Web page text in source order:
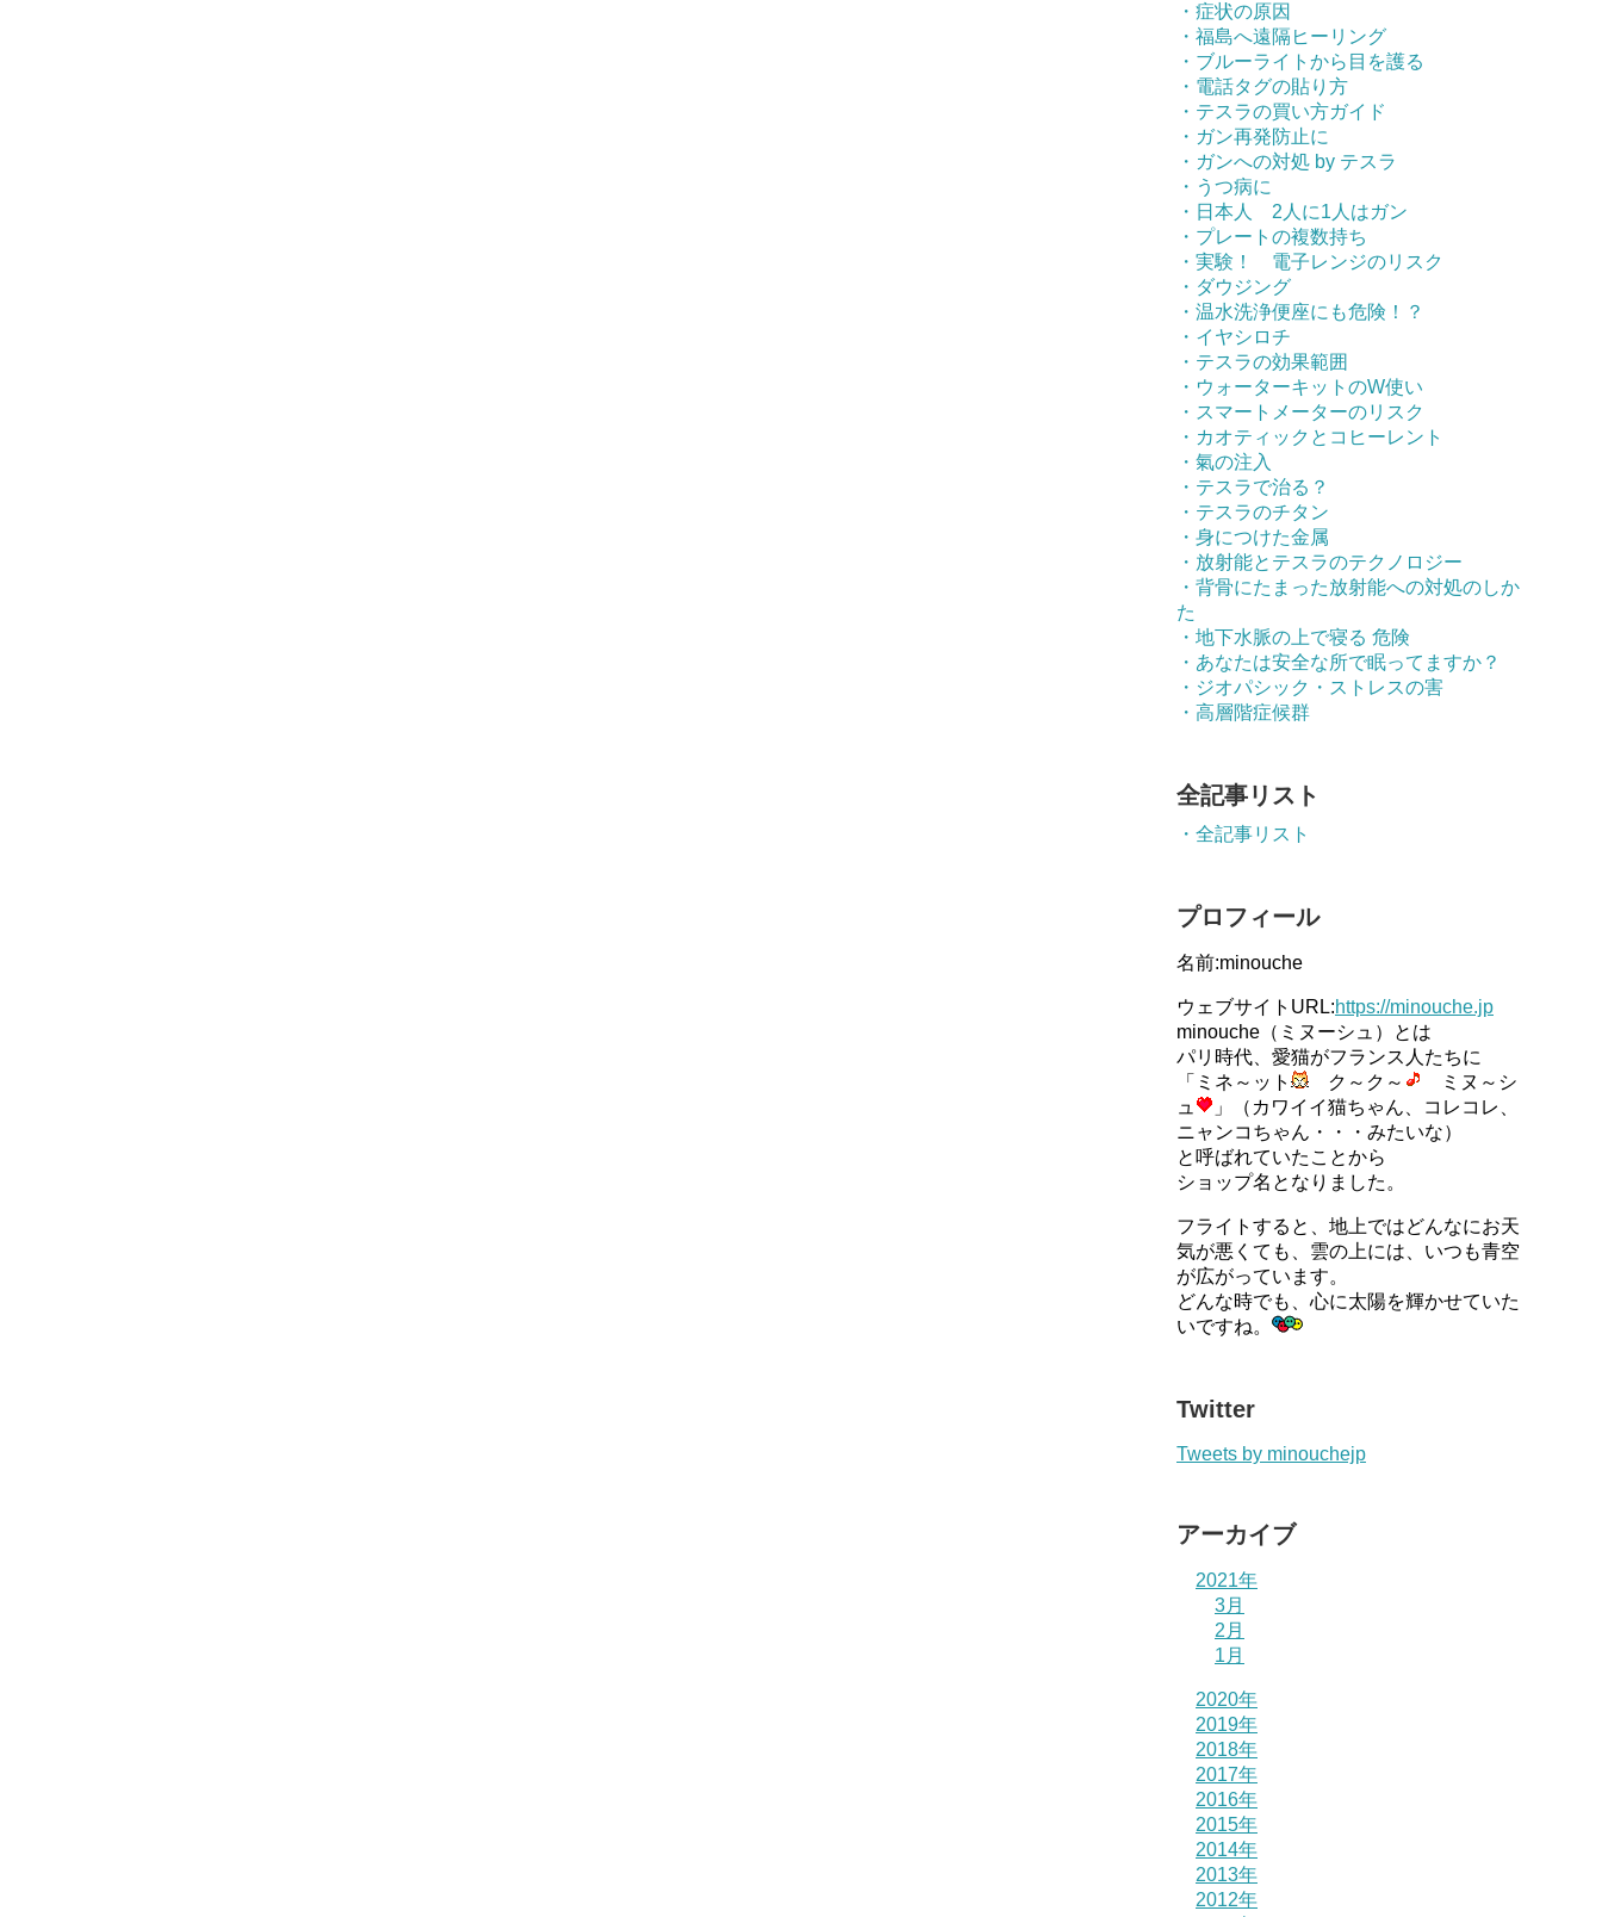
・症状の原因
・福島へ遠隔ヒーリング
・ブルーライトから目を護る
・電話タグの貼り方
・テスラの買い方ガイド
・ガン再発防止に
・ガンへの対処 by テスラ
・うつ病に
・日本人 2人に1人はガン
・プレートの複数持ち
・実験！ 電子レンジのリスク
・ダウジング
・温水洗浄便座にも危険！？
・イヤシロチ
・テスラの効果範囲
・ウォーターキットのW使い
・スマートメーターのリスク
・カオティックとコヒーレント
・氣の注入
・テスラで治る？
・テスラのチタン
・身につけた金属
・放射能とテスラのテクノロジー
・背骨にたまった放射能への対処のしか
た
・地下水脈の上で寝る 危険
・あなたは安全な所で眠ってますか？
・ジオパシック・ストレスの害
・高層階症候群
全記事リスト
・全記事リスト
プロフィール
名前:minouche
ウェブサイトURL:https://minouche.jp
minouche（ミヌーシュ）とは
パリ時代、愛猫がフランス人たちに
「ミネ～ット
ク～ク～
ミヌ～シ
ュ
」（カワイイ猫ちゃん、コレコレ、
ニャンコちゃん・・・みたいな）
と呼ばれていたことから
ショップ名となりました。
フライトすると、地上ではどんなにお天
気が悪くても、雲の上には、いつも青空
が広がっています。
どんな時でも、心に太陽を輝かせていた
いですね。
Twitter
Tweets by minouchejp
アーカイブ
2021年
3月
2月
1月
2020年
2019年
2018年
2017年
2016年
2015年
2014年
2013年
2012年